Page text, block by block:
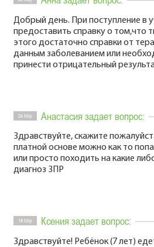
Добрый день. При поступление в
предоставить справку о том,что
этого достаточно справки от
данным заболеванием или
принести отрицательный
24 May Анастасия задает вопрос:
Здравствуйте, скажите
платной основе можно как то
или просто походить на какие
диагноз ЗПР
18 May Ксения задает вопрос:
Здравствуйте! Ребёнок (7 лет)